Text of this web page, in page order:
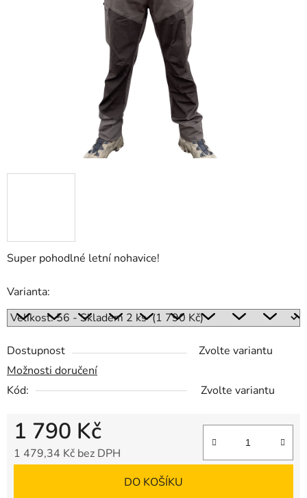
Super pohodlné letní nohavice!
Varianta:
Dostupnost
Zvolte variantu
Možnosti doručení
Kód:
Zvolte variantu
1 790 Kč
1 479,34 Kč bez DPH
DO KOŠÍKU